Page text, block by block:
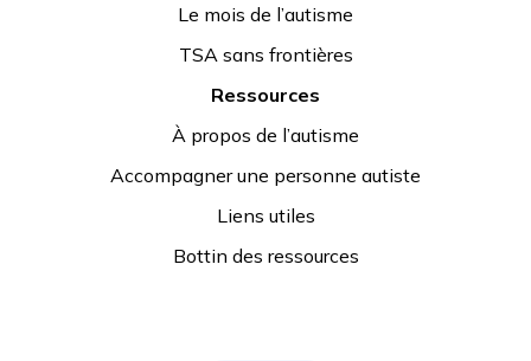
Le mois de l’autisme
TSA sans frontières
Ressources
À propos de l’autisme
Accompagner une personne autiste
Liens utiles
Bottin des ressources